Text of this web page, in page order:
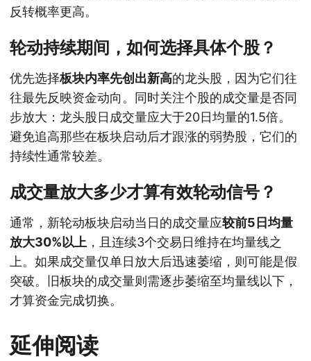
反转概率更高。
轮动持续期间，如何选择具体个股？
优先选择板块内率先创出新高的龙头股，因为它们往
往最先反映资金动向。同时关注个股的成交量是否同
步放大：龙头股日成交量应大于20日均量的1.5倍。
避免追高那些在板块启动后才跟涨的弱势股，它们的
持续性通常较差。
成交量放大多少才算有效轮动信号？
通常，新轮动板块启动当日的成交量应较前5日均量
放大30%以上 ，且连续3个交易日维持在均量线之
上。如果成交量仅单日放大后迅速萎缩，则可能是假
突破。旧板块的成交量则需逐步萎缩至均量线以下，
才算资金完成切换。
延伸阅读